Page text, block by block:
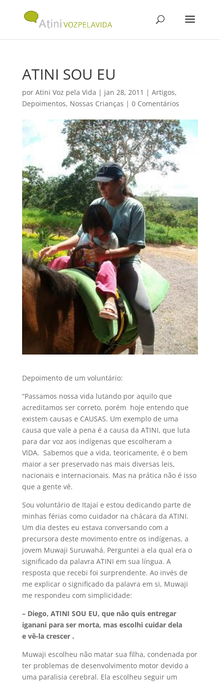
ATINI SOU EU
por Atini Voz pela Vida | jan 28, 2011 | Artigos,
Depoimentos, Nossas Crianças | 0 Comentários
Depoimento de um voluntário:
“Passamos nossa vida lutando por aquilo que
acreditamos ser correto, porém hoje entendo que
existem causas e CAUSAS. Um exemplo de uma
causa que vale a pena é a causa da ATINI, que luta
para dar voz aos indígenas que escolheram a
VIDA. Sabemos que a vida, teoricamente, é o bem
maior a ser preservado nas mais diversas leis,
nacionais e internacionais. Mas na prática não é isso
que a gente vê.
Sou voluntário de Itajaí e estou dedicando parte de
minhas férias como cuidador na chácara da ATINI.
Um dia destes eu estava conversando com a
precursora deste movimento entre os indígenas, a
jovem Muwaji Suruwahá. Perguntei a ela qual era o
significado da palavra ATINI em sua língua. A
resposta que recebi foi surprendente. Ao invés de
me explicar o significado da palavra em si, Muwaji
me respondeu com simplicidade:
– Diego, ATINI SOU EU, que não quis entregar
iganani para ser morta, mas escolhi cuidar dela
e vê-la crescer .
Muwaji escolheu não matar sua filha, condenada por
ter problemas de desenvolvimento motor devido a
uma paralisia cerebral. Ela escolheu seguir um